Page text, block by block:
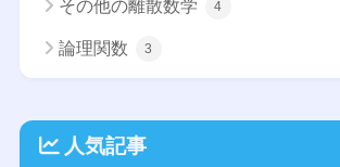
その他の離散数学 4
論理関数 3
人気記事